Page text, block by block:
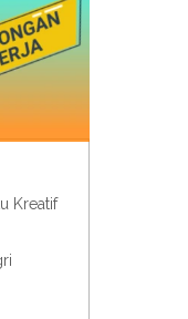
Kreatif